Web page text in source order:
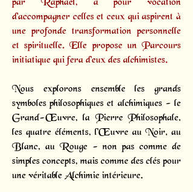
par Raphaël, a pour vocation
d'accompagner celles et ceux qui aspirent à
une profonde transformation personnelle
et spirituelle. Elle propose un Parcours
initiatiquequi fera d’eux des alchimistes.
Nous explorons ensemble les grands
symboles philosophiques et alchimiques - le
Grand-Œuvre, la Pierre Philosophale,
les quatre éléments, l'Œuvre au Noir, au
Blanc, au Rouge - non pas comme de
simples concepts, mais comme des clés pour
une véritable Alchimie intérieure.